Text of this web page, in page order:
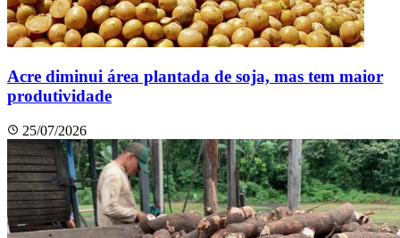
Acre diminui área plantada de soja, mas tem maior
produtividade
25/07/2026